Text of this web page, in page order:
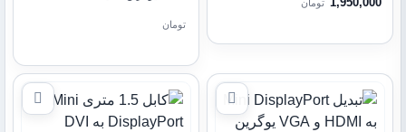
تومان
تومان